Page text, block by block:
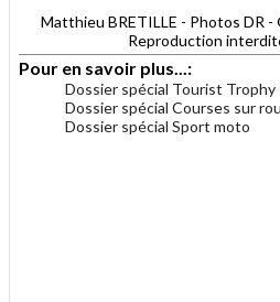
Matthieu BRETILLE - Photos DR
Reproduction
Pour en savoir plus...:
Dossier spécial Tourist Trophy
Dossier spécial Courses sur
Dossier spécial Sport moto